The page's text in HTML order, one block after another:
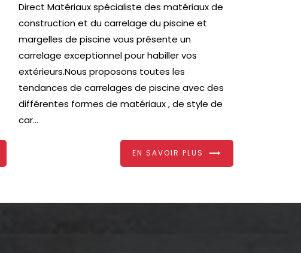
Direct Matériaux spécialiste des matériaux de
construction et du carrelage du piscine et
margelles de piscine vous présente un
carrelage exceptionnel pour habiller vos
extérieurs.Nous proposons toutes les
tendances de carrelages de piscine avec des
différentes formes de matériaux , de style de
car...
EN SAVOIR PLUS